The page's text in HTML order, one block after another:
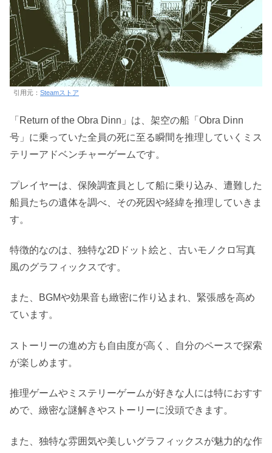
引用元： Steamストア
「Return of the Obra Dinn」は、架空の船「Obra Dinn
号」に乗っていた全員の死に至る瞬間を推理していくミス
テリーアドベンチャーゲームです。
プレイヤーは、保険調査員として船に乗り込み、遭難した
船員たちの遺体を調べ、その死因や経緯を推理していきま
す。
特徴的なのは、独特な2Dドット絵と、古いモノクロ写真
風のグラフィックスです。
また、BGMや効果音も緻密に作り込まれ、緊張感を高め
ています。
ストーリーの進め方も自由度が高く、自分のペースで探索
が楽しめます。
推理ゲームやミステリーゲームが好きな人には特におすす
めで、緻密な謎解きやストーリーに没頭できます。
また、独特な雰囲気や美しいグラフィックスが魅力的な作